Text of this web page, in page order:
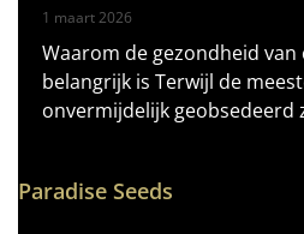
1 maart 2026
Waarom de gezondheid
belangrijk is Terwijl de
onvermijdelijk geobsedeerd
Paradise Seeds